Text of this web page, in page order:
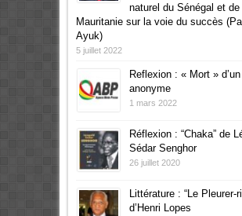
naturel du Sénégal et de
Mauritanie sur la voie du succès
Ayuk)
5 juillet 2022
Reflexion : « Mort »
anonyme
1 mars 2022
Réflexion : “Chaka” de
Sédar Senghor
26 juillet 2020
Littérature : “Le Pleurer-
d’Henri Lopes